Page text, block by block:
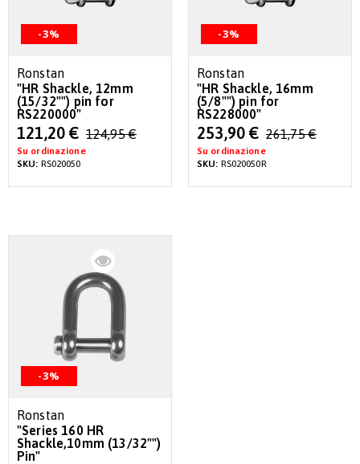
-3%
Ronstan
"HR Shackle, 12mm
(15/32"") pin for
RS220000"
Special
Price
121,20 € 124,95 €
Su ordinazione
SKU: RS020050
-3%
Ronstan
"HR Shackle, 16mm
(5/8"") pin for
RS228000"
Special
Price
253,90 € 261,75 €
Su ordinazione
SKU: RS020050R
-3%
Ronstan
"Series 160 HR
Shackle,10mm (13/32"")
Pin"